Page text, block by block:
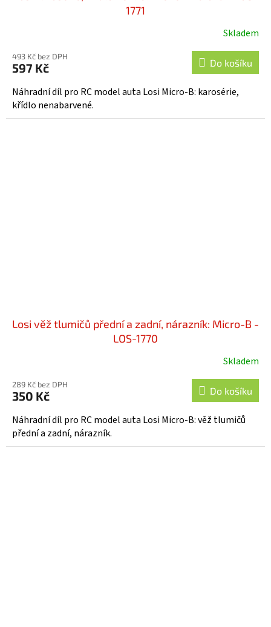
1771
Skladem
493 Kč bez DPH
597 Kč Do košíku
Náhradní díl pro RC model auta Losi Micro-B: karosérie,
křídlo nenabarvené.
Losi věž tlumičů přední a zadní, nárazník: Micro-B -
LOS-1770
Skladem
289 Kč bez DPH
350 Kč Do košíku
Náhradní díl pro RC model auta Losi Micro-B: věž tlumičů
přední a zadní, nárazník.